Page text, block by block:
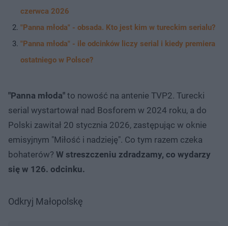
czerwca 2026
"Panna młoda" - obsada. Kto jest kim w tureckim serialu?
"Panna młoda" - ile odcinków liczy serial i kiedy premiera
ostatniego w Polsce?
"Panna młoda" to nowość na antenie TVP2. Turecki
serial wystartował nad Bosforem w 2024 roku, a do
Polski zawitał 20 stycznia 2026, zastępując w oknie
emisyjnym "Miłość i nadzieję". Co tym razem czeka
bohaterów? W streszczeniu zdradzamy, co wydarzy
się w 126. odcinku.
Odkryj Małopolskę